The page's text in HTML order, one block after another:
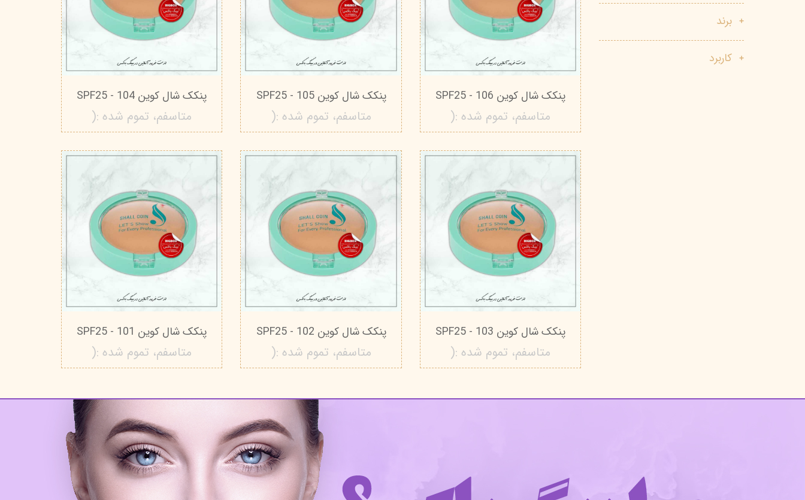
مراقبت چشم
شوینده صورت
ضد جوش و آکنه
ضد قارچ و باکتری
آبرسان و مرطوب کننده
درمالیفت میکاپ رز
اکسپرتیج
آر یو آکی
هیدرودرم شال کوین
دیپ سنس
یونی‌ سنس
ساین اسکین
لاکچری کوین
سلکشن سیتی
برند
کاربرد
پنکک شال کوین 106 - SPF25
متاسفم، تموم شده :(
پنکک شال کوین 105 - SPF25
متاسفم، تموم شده :(
پنکک شال کوین 104 - SPF25
متاسفم، تموم شده :(
پنکک شال کوین 103 - SPF25
متاسفم، تموم شده :(
پنکک شال کوین 102 - SPF25
متاسفم، تموم شده :(
پنکک شال کوین 101 - SPF25
متاسفم، تموم شده :(